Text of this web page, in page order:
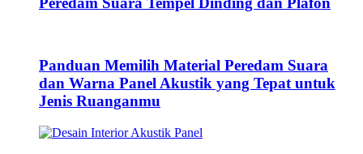
Panduan Memilih Material Peredam Suara
dan Warna Panel Akustik yang Tepat untuk
Jenis Ruanganmu